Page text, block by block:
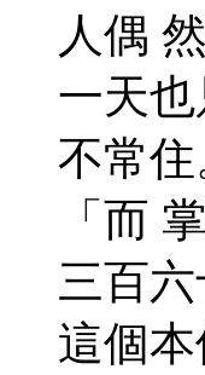
人偶
一天
不常
「而
三百
這個